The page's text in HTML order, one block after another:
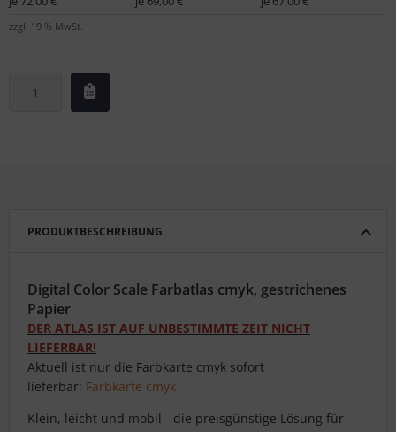
zzgl. 19 % MwSt.
PRODUKTBESCHREIBUNG
Digital Color Scale Farbatlas cmyk, gestrichenes
Papier
DER ATLAS IST AUF UNBESTIMMTE ZEIT NICHT
LIEFERBAR!
Aktuell ist nur die Farbkarte cmyk sofort
lieferbar: Farbkarte cmyk
Klein, leicht und mobil - die preisgünstige Lösung für